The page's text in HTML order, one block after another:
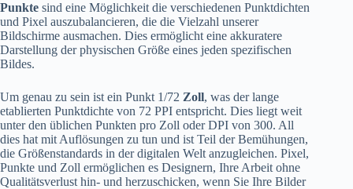
Punkte sind eine Möglichkeit die verschiedenen Punktdichten
und Pixel auszubalancieren, die die Vielzahl unserer
Bildschirme ausmachen. Dies ermöglicht eine akkuratere
Darstellung der physischen Größe eines jeden spezifischen
Bildes.
Um genau zu sein ist ein Punkt 1/72 Zoll, was der lange
etablierten Punktdichte von 72 PPI entspricht. Dies liegt weit
unter den üblichen Punkten pro Zoll oder DPI von 300. All
dies hat mit Auflösungen zu tun und ist Teil der Bemühungen,
die Größenstandards in der digitalen Welt anzugleichen. Pixel,
Punkte und Zoll ermöglichen es Designern, Ihre Arbeit ohne
Qualitätsverlust hin- und herzuschicken, wenn Sie Ihre Bilder